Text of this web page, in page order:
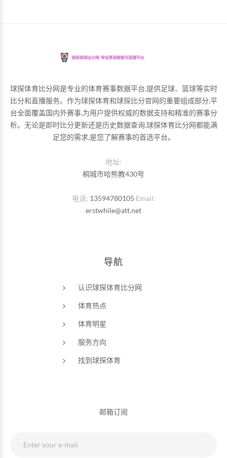
球探体育比分网是专业的体育赛事数据平台,提供足球、篮球等实时
比分和直播服务。作为球探体育和球探比分官网的重要组成部分,平
台全面覆盖国内外赛事,为用户提供权威的数据支持和精准的赛事分
析。无论是即时比分更新还是历史数据查询,球探体育比分网都能满
足您的需求,是您了解赛事的首选平台。
地址:
桐城市哈熊教430号
电话 13594780105 Email
erstwhile@att.net
导航
认识球探体育比分网
体育热点
体育明星
服务方向
找到球探体育
邮箱订阅